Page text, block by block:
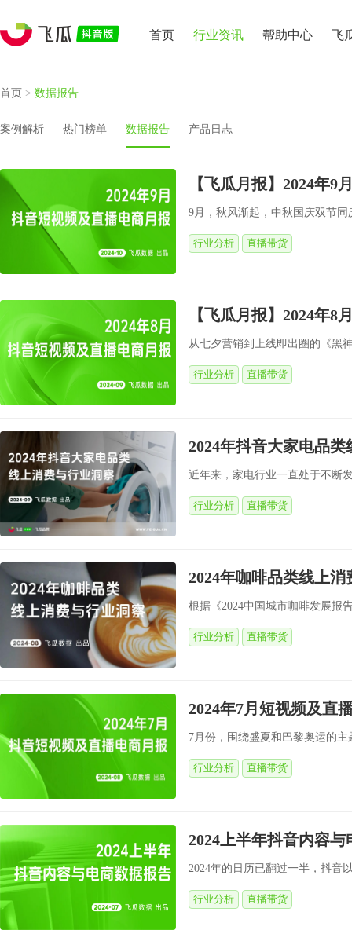
首页 行业资讯 帮助中心 飞
首页 > 数据报告
案例解析 热门榜单 数据报告 产品日志
【飞瓜月报】2024年9
9月，秋风渐起，中秋国庆双节
行业分析 直播带货
【飞瓜月报】2024年8
从七夕营销到上线即出圈的《黑
行业分析 直播带货
2024年抖音大家电品
近年来，家电行业一直处于不断
行业分析 直播带货
2024年咖啡品类线上
根据《2024中国城市咖啡发展报
行业分析 直播带货
2024年7月短视频及直
7月份，围绕盛夏和巴黎奥运的
行业分析 直播带货
2024上半年抖音内容
2024年的日历已翻过一半，抖音
行业分析 直播带货